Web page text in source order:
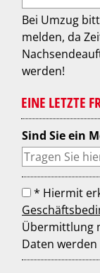
Bei Umzug
melden, da
werden!
EINE LETZTE
Sind Sie ein
* Hiermit
Übermittlung
Daten